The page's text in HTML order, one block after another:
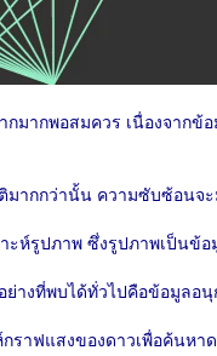
ากพอสมควร เนื่องจากข้อ
ากกว่านั้น ความซับซ้อนจ
ะห์รูปภาพ ซึ่งรูปภาพเป็นข้อ
างที่พบได้ทั่วไปคือข้อมูลอนุ
ราฟแสงของดาวเพื่อค้นหา